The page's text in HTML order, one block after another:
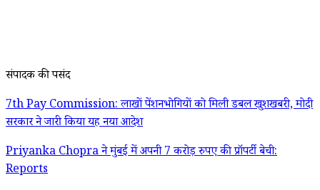
संपादक की पसंद
7th Pay Commission: लाखों पेंशनभोगियों को मिली डबल खुशखबरी, मोदी
सरकार ने जारी किया यह नया आदेश
Priyanka Chopra ने मुंबई में अपनी 7 करोड़ रुपए की प्रॉपर्टी बेची:
Reports